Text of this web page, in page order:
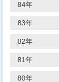
84年
83年
82年
81年
80年